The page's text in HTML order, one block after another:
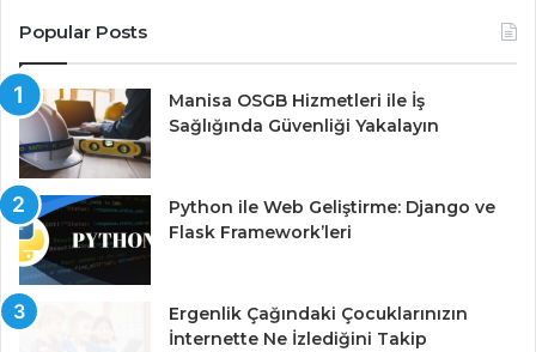
Popular Posts
Manisa OSGB Hizmetleri ile İş
Sağlığında Güvenliği Yakalayın
Python ile Web Geliştirme: Django ve
Flask Framework’leri
Ergenlik Çağındaki Çocuklarınızın
İnternette Ne İzlediğini Takip